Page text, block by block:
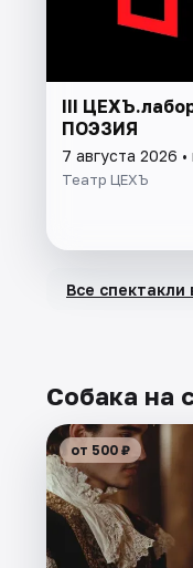
III
ПОЭЗИЯ
7 августа 2026 •
Театр ЦЕХЪ
Все спектакли
Собака на
от 500 ₽